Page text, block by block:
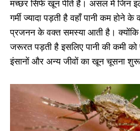
मच्छर सिर्फ खून पीते हैं। असल में जिन
गर्मी ज्यादा पड़ती है वहाँ पानी कम होने के
प्रजनन के वक्त समस्या आती है।
जरूरत पड़ती है इसलिए पानी की कमी
इंसानों और अन्य जीवों का खून चूसना